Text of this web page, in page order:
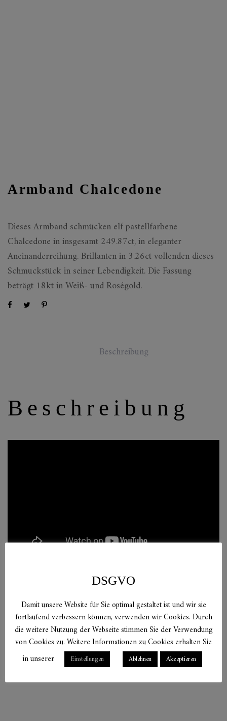
Armband Chalcedone
Dieses Armband schmücken elf pastellfarbene
Chalcedone in insgesamt 249.87ct, in eleganter
Aneinanderreihung. Brillanten in 3.26ct vollenden dieses
Schmuckstück in seiner Lebendigkeit. Die Fassung
beträgt 18kt in Weiß- und Roségold.
Beschreibung
Beschreibung
Verwandte
Produkte
DSGVO
Damit unsere Website für Sie optimal gestaltet ist und wir sie
fortlaufend verbessern können, verwenden wir Cookies. Durch
die weitere Nutzung der Webseite stimmen Sie der Verwendung
von Cookies zu. Weitere Informationen zu Cookies erhalten Sie
in unserer
Einstellungen Ablehnen Akzeptieren